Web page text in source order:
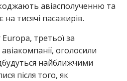
авіасполученню та
тисячі пасажирів.
третьої за
оголосили
найближчими
після того, як